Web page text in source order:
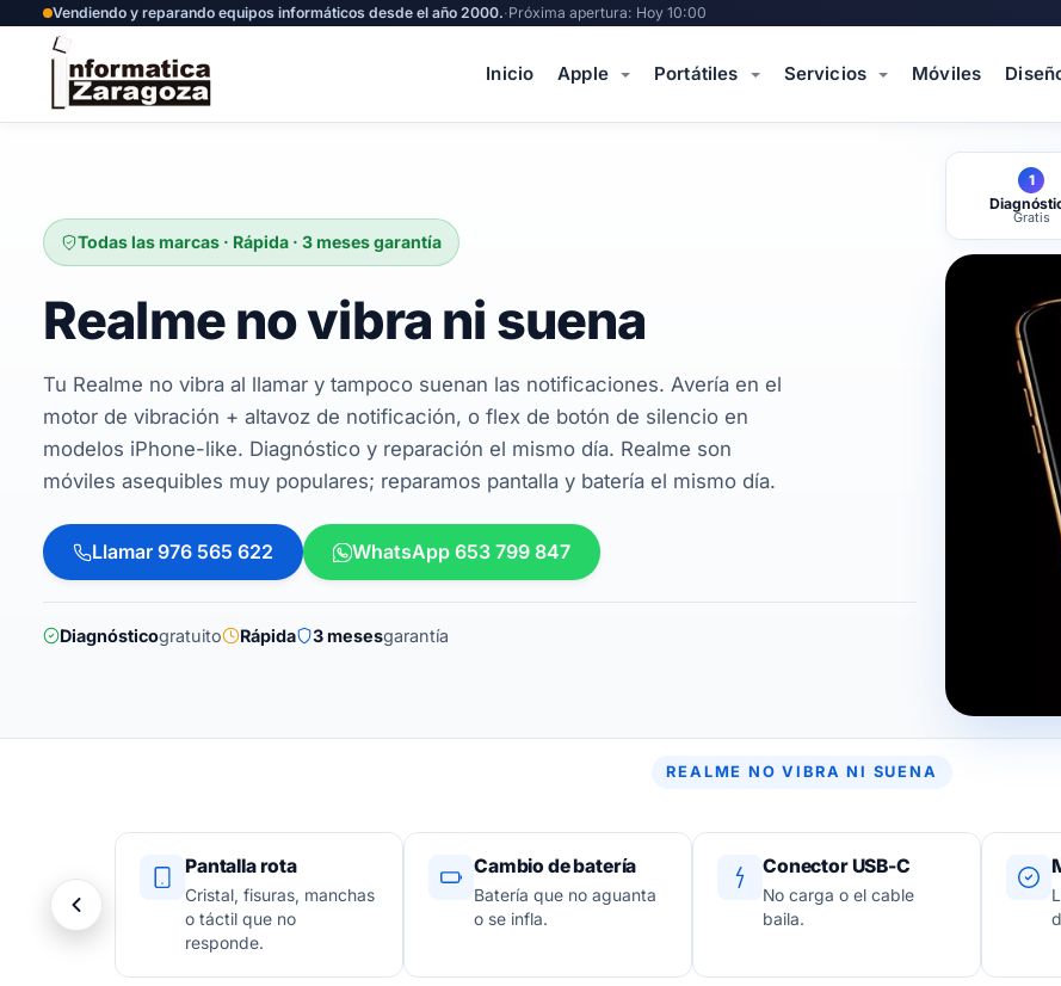
Vendiendo y reparando equipos informáticos desde el año 2000.·Próxima apertura: Hoy 10:00
Inicio Apple Portátiles Servicios Móviles
Todas las marcas · Rápida · 3 meses garantía
Realme no vibra ni suena
Tu Realme no vibra al llamar y tampoco suenan las notificaciones. Avería en el
motor de vibración + altavoz de notificación, o flex de botón de silencio en
modelos iPhone-like. Diagnóstico y reparación el mismo día. Realme son
móviles asequibles muy populares; reparamos pantalla y batería el mismo día.
Llamar 976 565 622 WhatsApp 653 799 847
Diagnósticogratuito Rápida 3 mesesgarantía
1
Gratis
REALME NO VIBRA NI SUENA
Pantalla rota
Cristal, fisuras, manchas
o táctil que no
responde.
Cambio de batería
Batería que no aguanta
o se infla.
Conector USB-C
No carga o el cable
baila.